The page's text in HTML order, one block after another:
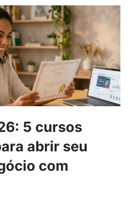
5 cursos
abrir seu
com